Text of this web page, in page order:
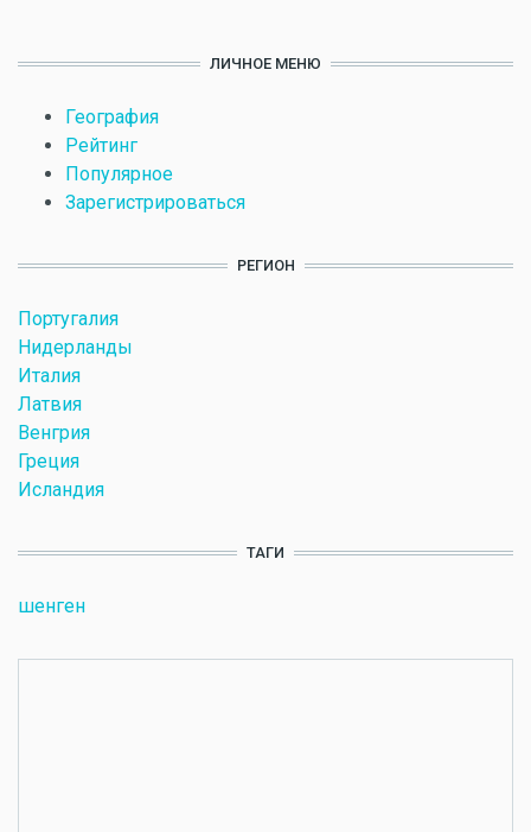
ЛИЧНОЕ МЕНЮ
География
Рейтинг
Популярное
Зарегистрироваться
РЕГИОН
Португалия
Нидерланды
Италия
Латвия
Венгрия
Греция
Исландия
ТАГИ
шенген